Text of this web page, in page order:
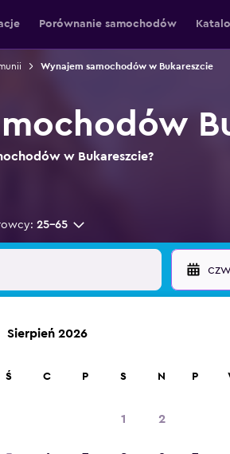
Porównanie samochodów
Wynajem samochodów w Bukareszcie
w Bukareszcie?
25-65
Sierpień 2026
Ś C P S N
1 2
P